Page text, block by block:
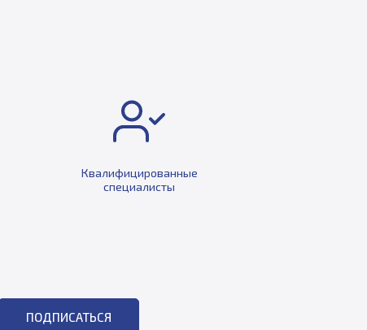
Квалифицированные
специалисты
ПОДПИСАТЬСЯ